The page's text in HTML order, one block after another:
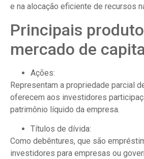
e na alocação eficiente de recursos
Principais
mercado de
Ações:
Representam a propriedade parcial
oferecem aos investidores
patrimônio líquido da empresa.
Títulos de dívida:
Como debêntures, que são
investidores para empresas ou